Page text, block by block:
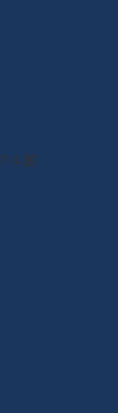
ル館